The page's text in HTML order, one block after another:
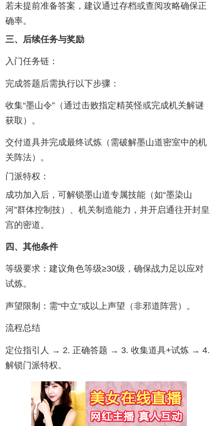
若未提前准备答案，建议通过存档或查阅攻略确保正
确率‌。
‌三、后续任务与奖励‌
‌入门任务链‌：
完成答题后需执行以下步骤：
收集“墨山令”（通过击败指定精英怪或完成机关解谜
获取）‌。
交付道具并完成最终试炼（需破解墨山道密室中的机
关阵法）‌。
‌门派特权‌：
成功加入后，可解锁墨山道专属技能（如“墨染山
河”群体控制技）、机关制造能力，并开启通往开封皇
宫的密道‌。
‌四、其他条件‌
‌等级要求‌：建议角色等级≥30级，确保战力足以应对
试炼‌。
‌声望限制‌：需“中立”或以上声望（非邪道阵营）‌。
‌流程总结‌
‌定位指引人‌ → 2. ‌正确答题‌ → 3. ‌收集道具+试炼‌ → 4. ‌
解锁门派特权‌‌。